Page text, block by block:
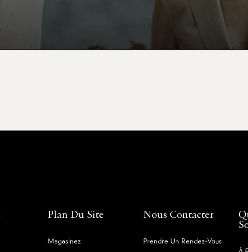
Plan Du Site
Magasinez
Nous Contacter
Prendre Un Rendez-Vous